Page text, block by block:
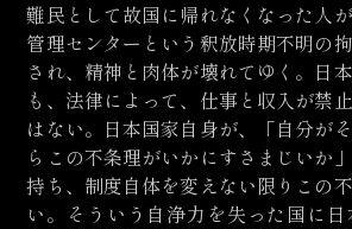
難民として故国に帰れなくなった人
管理センターという釈放時期不明の
され、精神と肉体が壊れてゆく。日
も、法律によって、仕事と収入が禁
はない。日本国家自身が、「自分が
らこの不条理がいかにすさまじいか
持ち、制度自体を変えない限りこの
い。そういう自浄力を失った国に